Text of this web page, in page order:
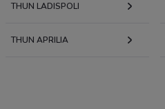
THUN LADISPOLI
THUN APRILIA